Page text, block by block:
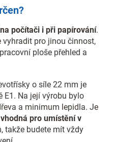
počítači i při papírování.
pro jinou činnost,
ploše přehled a
o síle 22 mm je
E1. Na její výrobu bylo
a minimum lepidla. Je
pro umístění v
takže budete mít vždy